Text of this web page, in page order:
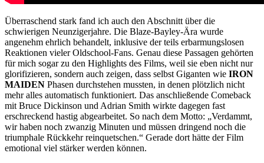
Überraschend stark fand ich auch den Abschnitt über die
schwierigen Neunzigerjahre. Die Blaze-Bayley-Ära wurde
angenehm ehrlich behandelt, inklusive der teils erbarmungslosen
Reaktionen vieler Oldschool-Fans. Genau diese Passagen gehörten
für mich sogar zu den Highlights des Films, weil sie eben nicht nur
glorifizieren, sondern auch zeigen, dass selbst Giganten wie IRON
MAIDEN Phasen durchstehen mussten, in denen plötzlich nicht
mehr alles automatisch funktioniert. Das anschließende Comeback
mit Bruce Dickinson und Adrian Smith wirkte dagegen fast
erschreckend hastig abgearbeitet. So nach dem Motto: „Verdammt,
wir haben noch zwanzig Minuten und müssen dringend noch die
triumphale Rückkehr reinquetschen.“ Gerade dort hätte der Film
emotional viel stärker werden können.